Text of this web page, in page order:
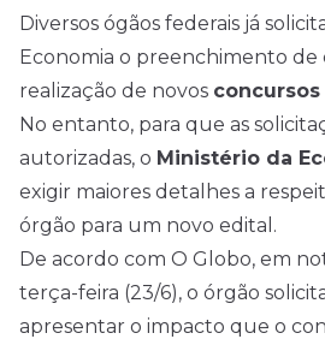
Diversos ógãos federais já
Economia o preenchimento de
realização de novos concursos
No entanto, para que as
autorizadas, o Ministério da
exigir maiores detalhes a
órgão para um novo edital.
De acordo com O Globo, em
terça-feira (23/6), o órgão
apresentar o impacto que o